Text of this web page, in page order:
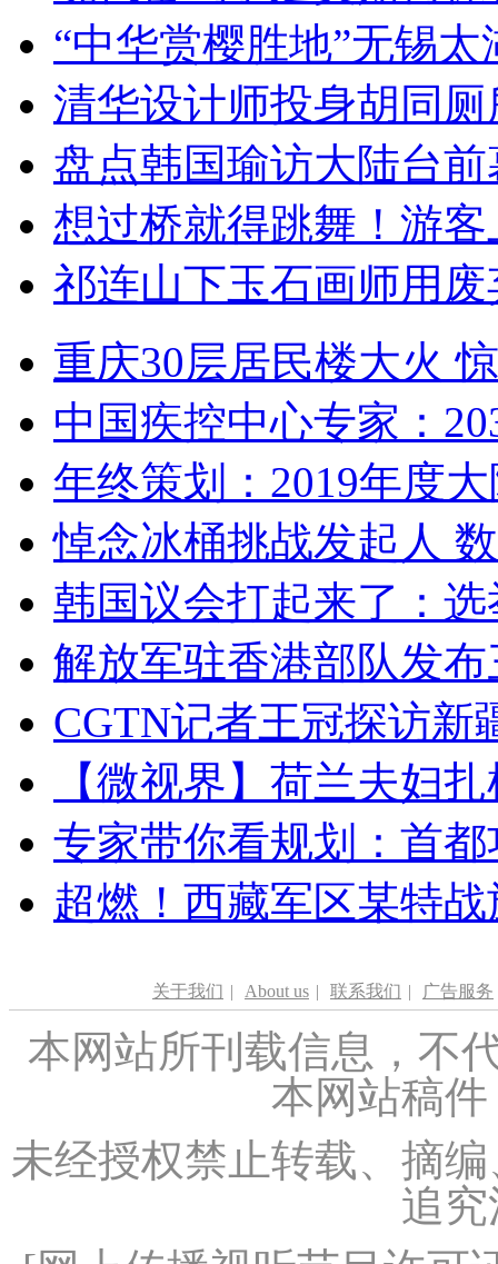
“中华赏樱胜地”无锡
清华设计师投身胡同
盘点韩国瑜访大陆台
想过桥就得跳舞！游客
祁连山下玉石画师用
重庆30层居民楼大火
中国疾控中心专家：
年终策划：2019年度
悼念冰桶挑战发起人
韩国议会打起来了：
解放军驻香港部队发
CGTN记者王冠探访新
【微视界】荷兰夫妇
专家带你看规划：首
超燃！西藏军区某特
关于我们 | About us | 联系我们 | 广告服务
本网站所刊载信息，不
本网站稿
未经授权禁止转载、摘
追